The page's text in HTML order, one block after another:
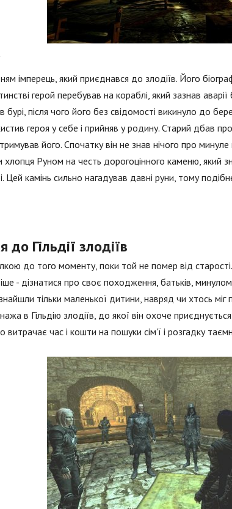
імперець, який приєднався до злодіїв. Його
герой перебував на кораблі, який зазнав
після чого його без свідомості викинуло до
героя у себе і прийняв у родину. Старий дбав
його. Спочатку він не знав нічого про
хлопця Руном на честь дорогоцінного каменю, який
Цей камінь сильно нагадував давні руни, тому
Гільдії злодіїв
до того моменту, поки той не помер від
- дізнатися про своє походження, батьків,
тільки маленької дитини, навряд чи хтось
в Гільдію злодіїв, до якої він охоче
витрачає час і кошти на пошуки сім'ї і розгадку